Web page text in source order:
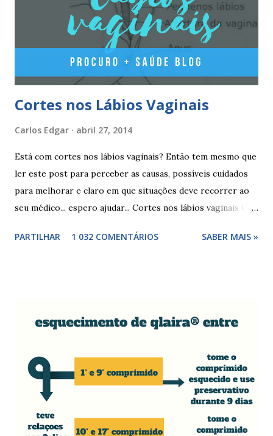
seguindo o esquema 1+7+21+7+21.... . Como iniciar a
yasminelle® Para iniciar a pilula yasminelle® a mulher deve
esperar pelo primeiro dia da menstruação e iniciar a pilula
Cortes nos Lábios Vaginais
Carlos Edgar abril 27, 2014
Está com cortes nos lábios vaginais? Então tem mesmo que
ler este post para perceber as causas, possíveis cuidados
para melhorar e claro em que situações deve recorrer ao
seu médico... espero ajudar... Cortes nos lábios vaginais Os
surgir devido às relações sexuais (gestos ou actos mais
de roupa sintética, entre outras. Como tratar as fissuras
sexuais durante 4 dias, aplicar pomada pastosa de vitamina
A e óxido de zinco, fazer a higiene intima duas vezes ao dia
com sabonete de pH neutro e quando retomar as relações
sexuais deverá garantir que a ferida está cicatrizada e que
está lubrificada, se necessário usar um lubrific...
PARTILHAR 1 032 COMENTÁRIOS SABER MAIS »